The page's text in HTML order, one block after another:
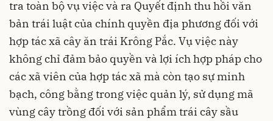
tra toàn bộ vụ việc và ra Quyết định thu hồi văn
bản trái luật của chính quyền địa phương đối với
hợp tác xã cây ăn trái Krông Pắc. Vụ việc này
không chỉ đảm bảo quyền và lợi ích hợp pháp cho
các xã viên của hợp tác xã mà còn tạo sự minh
bạch, công bằng trong việc quản lý, sử dụng mã
vùng cây trồng đối với sản phẩm trái cây sầu